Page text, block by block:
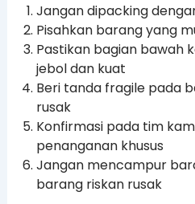
Jangan dipacking
Pisahkan barang yang
Pastikan bagian bawah
jebol dan kuat
Beri tanda fragile pada
rusak
Konfirmasi pada tim
penanganan khusus
Jangan mencampur
barang riskan rusak